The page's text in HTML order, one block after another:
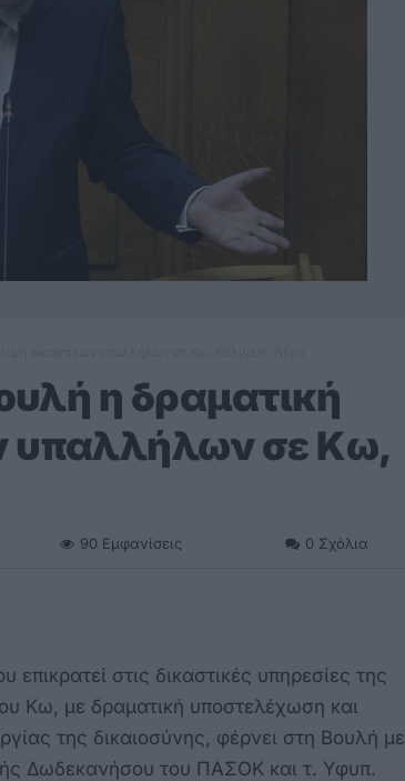
η δραματική
υπαλλήλων σε Κω,
90 Εμφανίσεις 0 Σχόλια
επικρατεί στις δικαστικές υπηρεσίες της
Κω, με δραματική υποστελέχωση και
της δικαιοσύνης, φέρνει στη Βουλή με
Δωδεκανήσου του ΠΑΣΟΚ και τ. Υφυπ.